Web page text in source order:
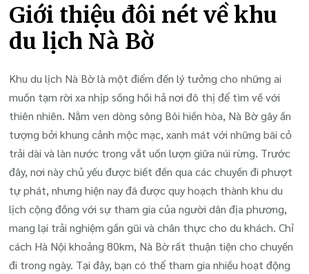
Giới thiệu đôi nét về khu
du lịch Nà Bờ
Khu du lịch Nà Bờ là một điểm đến lý tưởng cho những ai
muốn tạm rời xa nhịp sống hối hả nơi đô thị để tìm về với
thiên nhiên. Nằm ven dòng sông Bôi hiền hòa, Nà Bờ gây ấn
tượng bởi khung cảnh mộc mạc, xanh mát với những bãi cỏ
trải dài và làn nước trong vắt uốn lượn giữa núi rừng. Trước
đây, nơi này chủ yếu được biết đến qua các chuyến đi phượt
tự phát, nhưng hiện nay đã được quy hoạch thành khu du
lịch cộng đồng với sự tham gia của người dân địa phương,
mang lại trải nghiệm gần gũi và chân thực cho du khách. Chỉ
cách Hà Nội khoảng 80km, Nà Bờ rất thuận tiện cho chuyến
đi trong ngày. Tại đây, bạn có thể tham gia nhiều hoạt động